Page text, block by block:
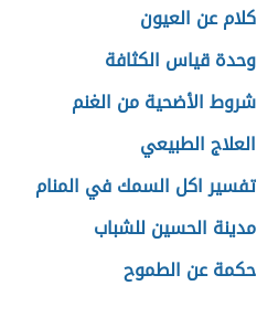
كلام عن العيون
وحدة قياس الكثافة
شروط الأضحية من الغنم
العلاج الطبيعي
تفسير اكل السمك في المنام
مدينة الحسين للشباب
حكمة عن الطموح